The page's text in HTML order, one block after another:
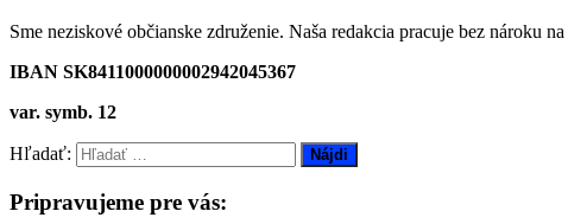
Sme neziskové občianske združenie. Naša redakcia pracuje bez nároku
IBAN SK8411000000002942045367
var. symb. 12
Hľadať:
Pripravujeme pre vás: